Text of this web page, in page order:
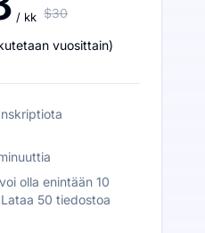
/ kk $30
vuosittain)
olla enintään 10
50 tiedostoa